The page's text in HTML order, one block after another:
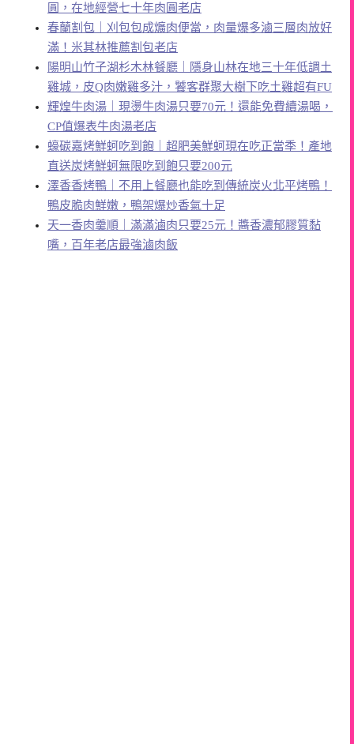
圓，在地經營七十年肉圓老店
春蘭割包｜刈包包成爌肉便當，肉量爆多滷三層肉放好
滿！米其林推薦割包老店
陽明山竹子湖杉木林餐廳｜隱身山林在地三十年低調土
雞城，皮Q肉嫩雞多汁，饕客群聚大樹下吃土雞超有FU
輝煌牛肉湯｜現燙牛肉湯只要70元！還能免費續湯喝，
CP值爆表牛肉湯老店
蠔碳嘉烤鮮蚵吃到飽｜超肥美鮮蚵現在吃正當季！產地
直送炭烤鮮蚵無限吃到飽只要200元
澤香香烤鴨｜不用上餐廳也能吃到傳統炭火北平烤鴨！
鴨皮脆肉鮮嫩，鴨架爆炒香氣十足
天一香肉羹順｜滿滿滷肉只要25元！醬香濃郁膠質黏
嘴，百年老店最強滷肉飯